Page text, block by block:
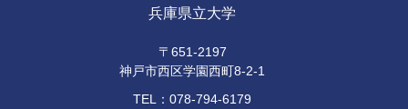
兵庫県立大学
〒651-2197
神戸市西区学園西町8-2-1
TEL：078-794-6179